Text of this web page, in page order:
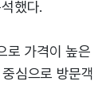
했다.
로 가격이 높은
심으로 방문객